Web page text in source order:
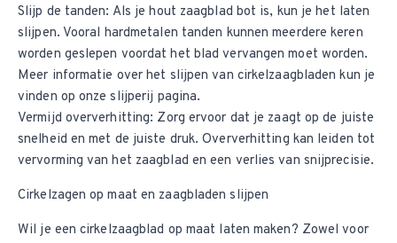
Slijp de tanden: Als je hout zaagblad bot is, kun je het laten
slijpen. Vooral hardmetalen tanden kunnen meerdere keren
worden geslepen voordat het blad vervangen moet worden.
Meer informatie over het slijpen van cirkelzaagbladen kun je
vinden op onze slijperij pagina.
Vermijd oververhitting: Zorg ervoor dat je zaagt op de juiste
snelheid en met de juiste druk. Oververhitting kan leiden tot
vervorming van het zaagblad en een verlies van snijprecisie.
Cirkelzagen op maat en zaagbladen slijpen
Wil je een cirkelzaagblad op maat laten maken? Zowel voor